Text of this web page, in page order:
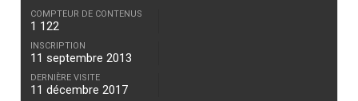
COMPTEUR DE CONTENUS
1 122
INSCRIPTION
11 septembre 2013
DERNIÈRE VISITE
11 décembre 2017